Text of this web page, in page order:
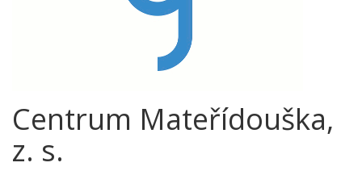
Centrum Mateřídouška,
z. s.